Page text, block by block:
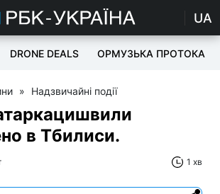
UA
DRONE DEALS ОРМУЗЬКА ПРОТОКА
» Надзвичайні події
в Тбилиси.
1 хв